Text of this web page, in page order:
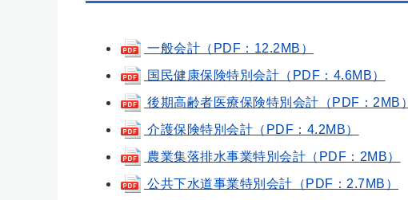
一般会計（PDF：12.2MB）
国民健康保険特別会計（PDF：4.6MB）
後期高齢者医療保険特別会計（PDF：2MB）
介護保険特別会計（PDF：4.2MB）
農業集落排水事業特別会計（PDF：2MB）
公共下水道事業特別会計（PDF：2.7MB）